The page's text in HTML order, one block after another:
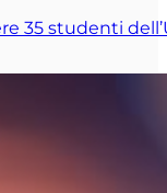
35 studenti